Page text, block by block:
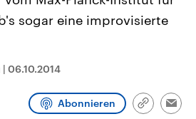
aus
Parteien
mit großem Einfluss auf
Podcasts
sogar eine improvisierte
| 06.10.2014
Abonnieren
Link